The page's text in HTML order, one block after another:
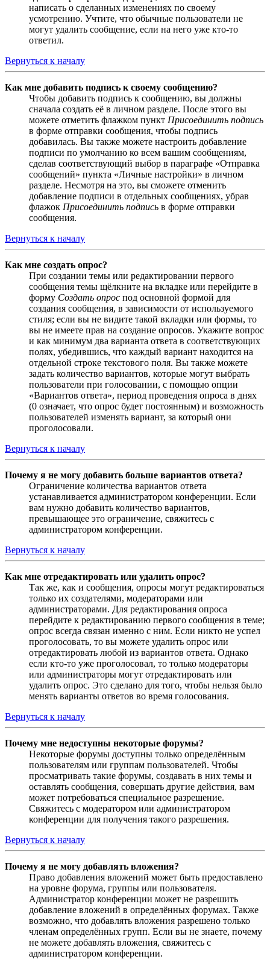
написать о сделанных изменениях по своему
усмотрению. Учтите, что обычные пользователи не
могут удалить сообщение, если на него уже кто-то
ответил.
Вернуться к началу
Как мне добавить подпись к своему сообщению?
Чтобы добавить подпись к сообщению, вы должны
сначала создать её в личном разделе. После этого вы
можете отметить флажком пункт Присоединить подпись
в форме отправки сообщения, чтобы подпись
добавилась. Вы также можете настроить добавление
подписи по умолчанию ко всем вашим сообщениям,
сделав соответствующий выбор в параграфе «Отправка
сообщений» пункта «Личные настройки» в личном
разделе. Несмотря на это, вы сможете отменить
добавление подписи в отдельных сообщениях, убрав
флажок Присоединить подпись в форме отправки
сообщения.
Вернуться к началу
Как мне создать опрос?
При создании темы или редактировании первого
сообщения темы щёлкните на вкладке или перейдите в
форму Создать опрос под основной формой для
создания сообщения, в зависимости от используемого
стиля; если вы не видите такой вкладки или формы, то
вы не имеете прав на создание опросов. Укажите вопрос
и как минимум два варианта ответа в соответствующих
полях, убедившись, что каждый вариант находится на
отдельной строке текстового поля. Вы также можете
задать количество вариантов, которые могут выбрать
пользователи при голосовании, с помощью опции
«Вариантов ответа», период проведения опроса в днях
(0 означает, что опрос будет постоянным) и возможность
пользователей изменять вариант, за который они
проголосовали.
Вернуться к началу
Почему я не могу добавить больше вариантов ответа?
Ограничение количества вариантов ответа
устанавливается администратором конференции. Если
вам нужно добавить количество вариантов,
превышающее это ограничение, свяжитесь с
администратором конференции.
Вернуться к началу
Как мне отредактировать или удалить опрос?
Так же, как и сообщения, опросы могут редактироваться
только их создателями, модераторами или
администраторами. Для редактирования опроса
перейдите к редактированию первого сообщения в теме;
опрос всегда связан именно с ним. Если никто не успел
проголосовать, то вы можете удалить опрос или
отредактировать любой из вариантов ответа. Однако
если кто-то уже проголосовал, то только модераторы
или администраторы могут отредактировать или
удалить опрос. Это сделано для того, чтобы нельзя было
менять варианты ответов во время голосования.
Вернуться к началу
Почему мне недоступны некоторые форумы?
Некоторые форумы доступны только определённым
пользователям или группам пользователей. Чтобы
просматривать такие форумы, создавать в них темы и
оставлять сообщения, совершать другие действия, вам
может потребоваться специальное разрешение.
Свяжитесь с модератором или администратором
конференции для получения такого разрешения.
Вернуться к началу
Почему я не могу добавлять вложения?
Право добавления вложений может быть предоставлено
на уровне форума, группы или пользователя.
Администратор конференции может не разрешить
добавление вложений в определённых форумах. Также
возможно, что добавлять вложения разрешено только
членам определённых групп. Если вы не знаете, почему
не можете добавлять вложения, свяжитесь с
администратором конференции.